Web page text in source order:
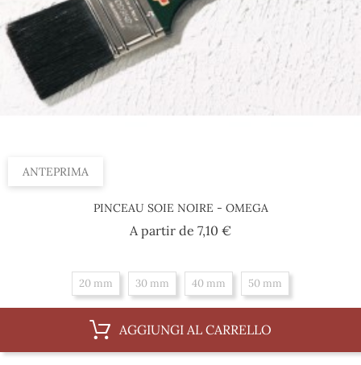
ANTEPRIMA
PINCEAU SOIE NOIRE - OMEGA
A partir de 7,10 €Prezzo
20 mm 30 mm 40 mm 50 mm
AGGIUNGI AL CARRELLO